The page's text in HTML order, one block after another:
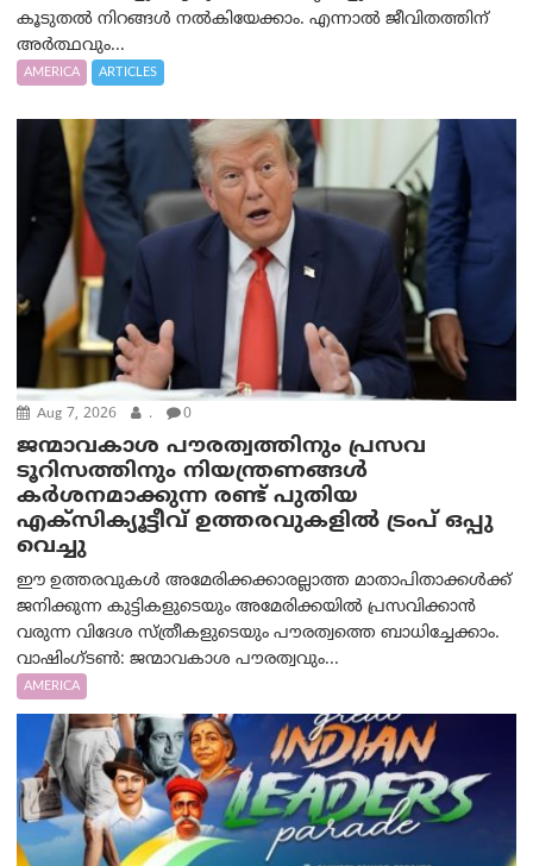
കൂടുതൽ നിറങ്ങൾ നൽകിയേക്കാം. എന്നാൽ ജീവിതത്തിന്
അർത്ഥവും...
AMERICA ARTICLES
Aug 7, 2026 . 0
ജന്മാവകാശ പൗരത്വത്തിനും പ്രസവ
ടൂറിസത്തിനും നിയന്ത്രണങ്ങൾ
കർശനമാക്കുന്ന രണ്ട് പുതിയ
എക്സിക്യൂട്ടീവ് ഉത്തരവുകളിൽ ട്രംപ് ഒപ്പു
വെച്ചു
ഈ ഉത്തരവുകൾ അമേരിക്കക്കാരല്ലാത്ത മാതാപിതാക്കൾക്ക്
ജനിക്കുന്ന കുട്ടികളുടെയും അമേരിക്കയിൽ പ്രസവിക്കാൻ
വരുന്ന വിദേശ സ്ത്രീകളുടെയും പൗരത്വത്തെ ബാധിച്ചേക്കാം.
വാഷിംഗ്ടണ്‍: ജന്മാവകാശ പൗരത്വവും...
AMERICA